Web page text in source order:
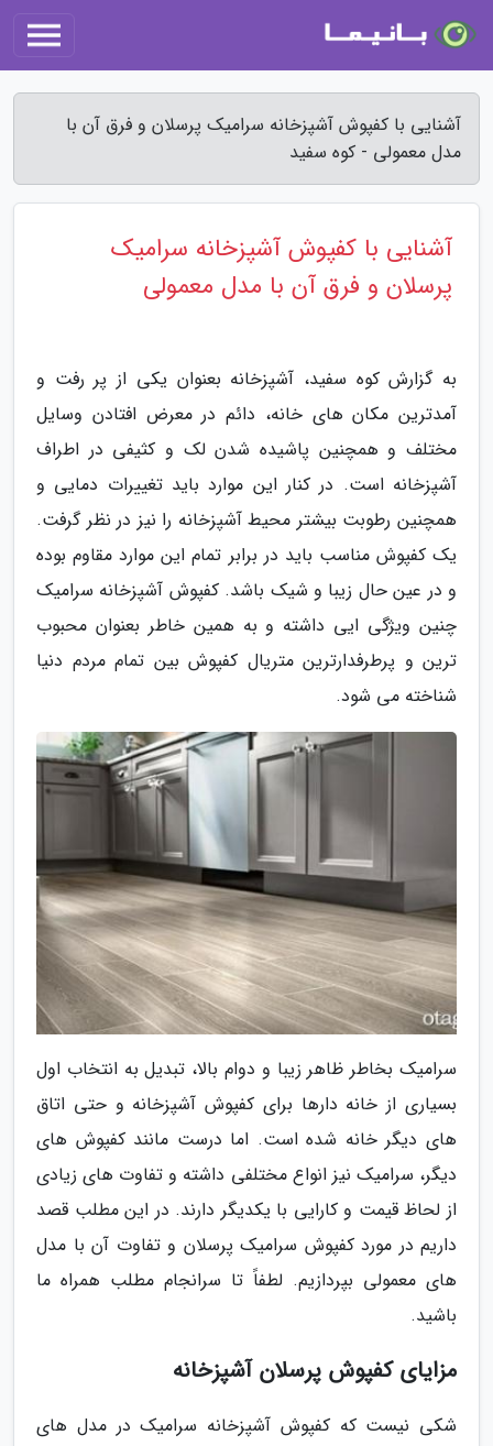
آشنایی با کفپوش آشپزخانه سرامیک پرسلان و فرق آن با
مدل معمولی - کوه سفید
آشنایی با کفپوش آشپزخانه سرامیک
پرسلان و فرق آن با مدل معمولی
به گزارش کوه سفید، آشپزخانه بعنوان یکی از پر رفت و
آمدترین مکان های خانه، دائم در معرض افتادن وسایل
مختلف و همچنین پاشیده شدن لک و کثیفی در اطراف
آشپزخانه است. در کنار این موارد باید تغییرات دمایی و
همچنین رطوبت بیشتر محیط آشپزخانه را نیز در نظر گرفت.
یک کفپوش مناسب باید در برابر تمام این موارد مقاوم بوده
و در عین حال زیبا و شیک باشد. کفپوش آشپزخانه سرامیک
چنین ویژگی ایی داشته و به همین خاطر بعنوان محبوب
ترین و پرطرفدارترین متریال کفپوش بین تمام مردم دنیا
شناخته می شود.
سرامیک بخاطر ظاهر زیبا و دوام بالا، تبدیل به انتخاب اول
بسیاری از خانه دارها برای کفپوش آشپزخانه و حتی اتاق
های دیگر خانه شده است. اما درست مانند کفپوش های
دیگر، سرامیک نیز انواع مختلفی داشته و تفاوت های زیادی
از لحاظ قیمت و کارایی با یکدیگر دارند. در این مطلب قصد
داریم در مورد کفپوش سرامیک پرسلان و تفاوت آن با مدل
های معمولی بپردازیم. لطفاً تا سرانجام مطلب همراه ما
باشید.
مزایای کفپوش پرسلان آشپزخانه
شکی نیست که کفپوش آشپزخانه سرامیک در مدل های